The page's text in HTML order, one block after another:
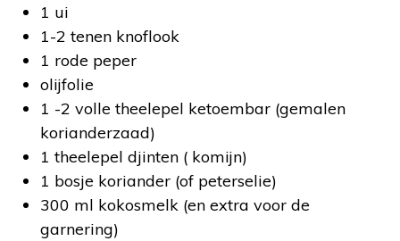
1 ui
1-2 tenen knoflook
1 rode peper
olijfolie
1 -2 volle theelepel ketoembar (gemalen
korianderzaad)
1 theelepel djinten ( komijn)
1 bosje koriander (of peterselie)
300 ml kokosmelk (en extra voor de
garnering)